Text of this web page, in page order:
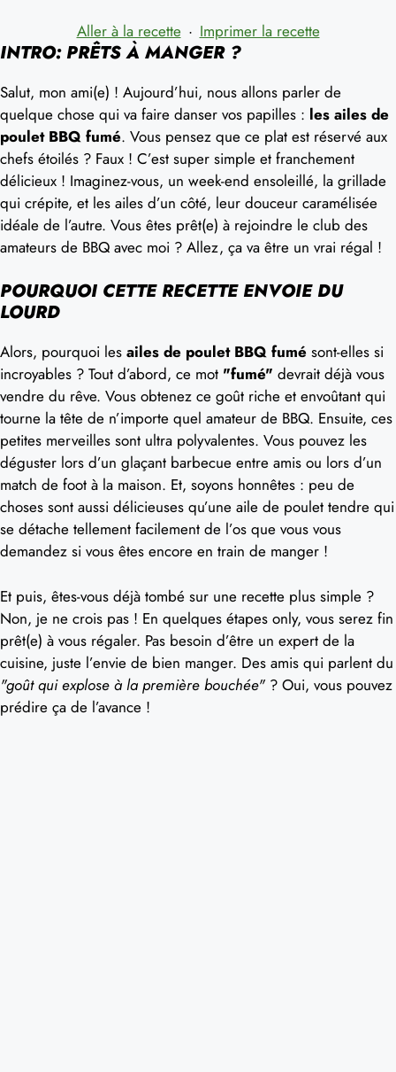
Aller à la recette · Imprimer la recette
INTRO: PRÊTS À MANGER ?
Salut, mon ami(e) ! Aujourd’hui, nous allons parler de
quelque chose qui va faire danser vos papilles : les ailes de
poulet BBQ fumé. Vous pensez que ce plat est réservé aux
chefs étoilés ? Faux ! C’est super simple et franchement
délicieux ! Imaginez-vous, un week-end ensoleillé, la grillade
qui crépite, et les ailes d’un côté, leur douceur caramélisée
idéale de l’autre. Vous êtes prêt(e) à rejoindre le club des
amateurs de BBQ avec moi ? Allez, ça va être un vrai régal !
POURQUOI CETTE RECETTE ENVOIE DU
LOURD
Alors, pourquoi les ailes de poulet BBQ fumé sont-elles si
incroyables ? Tout d’abord, ce mot "fumé" devrait déjà vous
vendre du rêve. Vous obtenez ce goût riche et envoûtant qui
tourne la tête de n’importe quel amateur de BBQ. Ensuite, ces
petites merveilles sont ultra polyvalentes. Vous pouvez les
déguster lors d’un glaçant barbecue entre amis ou lors d’un
match de foot à la maison. Et, soyons honnêtes : peu de
choses sont aussi délicieuses qu’une aile de poulet tendre qui
se détache tellement facilement de l’os que vous vous
demandez si vous êtes encore en train de manger !
Et puis, êtes-vous déjà tombé sur une recette plus simple ?
Non, je ne crois pas ! En quelques étapes only, vous serez fin
prêt(e) à vous régaler. Pas besoin d’être un expert de la
cuisine, juste l’envie de bien manger. Des amis qui parlent du
"goût qui explose à la première bouchée" ? Oui, vous pouvez
prédire ça de l’avance !